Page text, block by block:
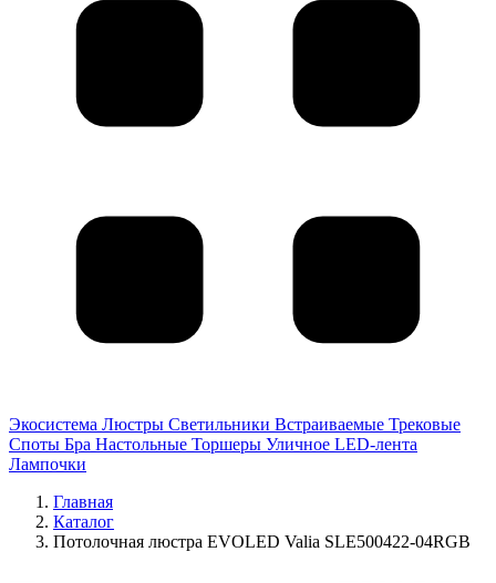
Экосистема Люстры Светильники Встраиваемые Трековые
Споты Бра Настольные Торшеры Уличное LED-лента
Лампочки
Главная
Каталог
Потолочная люстра EVOLED Valia SLE500422-04RGB